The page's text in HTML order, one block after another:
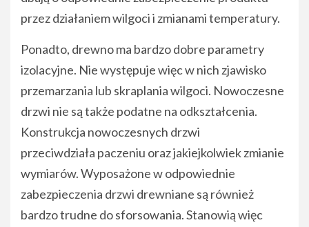
przez działaniem wilgoci i zmianami temperatury.
Ponadto, drewno ma bardzo dobre parametry
izolacyjne. Nie występuje więc w nich zjawisko
przemarzania lub skraplania wilgoci. Nowoczesne
drzwi nie są także podatne na odkształcenia.
Konstrukcja nowoczesnych drzwi
przeciwdziała paczeniu oraz jakiejkolwiek zmianie
wymiarów. Wyposażone w odpowiednie
zabezpieczenia drzwi drewniane są również
bardzo trudne do sforsowania. Stanowią więc